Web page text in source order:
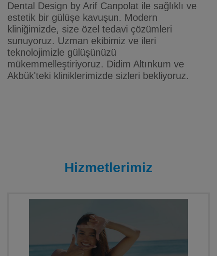
Dental Design by Arif Canpolat ile sağlıklı ve
estetik bir gülüşe kavuşun. Modern
kliniğimizde, size özel tedavi çözümleri
sunuyoruz. Uzman ekibimiz ve ileri
teknolojimizle gülüşünüzü
mükemmelleştiriyoruz. Didim Altınkum ve
Akbük'teki kliniklerimizde sizleri bekliyoruz.
Hizmetlerimiz